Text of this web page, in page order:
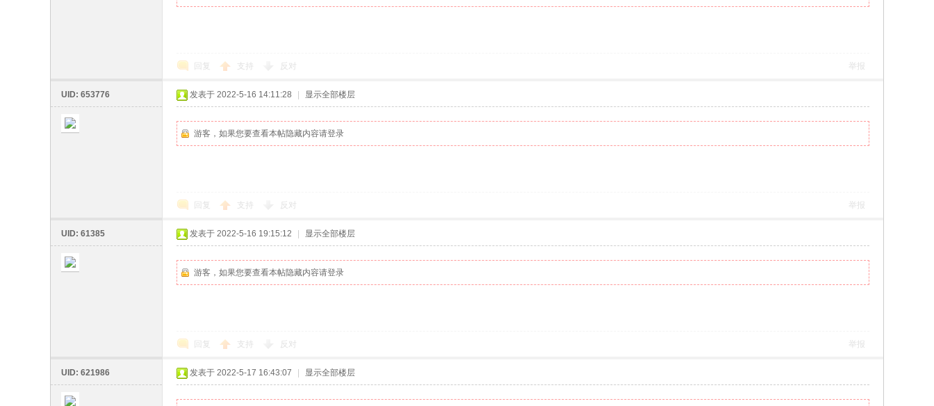
回复 支持 反对 举报
UID: 653776 发表于 2022-5-16 14:11:28 显示全部楼层
游客，如果您要查看本帖隐藏内容请登录
回复 支持 反对 举报
UID: 61385 发表于 2022-5-16 19:15:12 显示全部楼层
游客，如果您要查看本帖隐藏内容请登录
回复 支持 反对 举报
UID: 621986 发表于 2022-5-17 16:43:07 显示全部楼层